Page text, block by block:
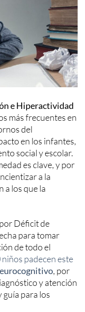
e Hiperactividad
más frecuentes en
del
en los infantes,
social y escolar.
es clave, y por
a la
a los que la
Déficit de
para tomar
de todo el
niños padecen este
, por
y atención
para los